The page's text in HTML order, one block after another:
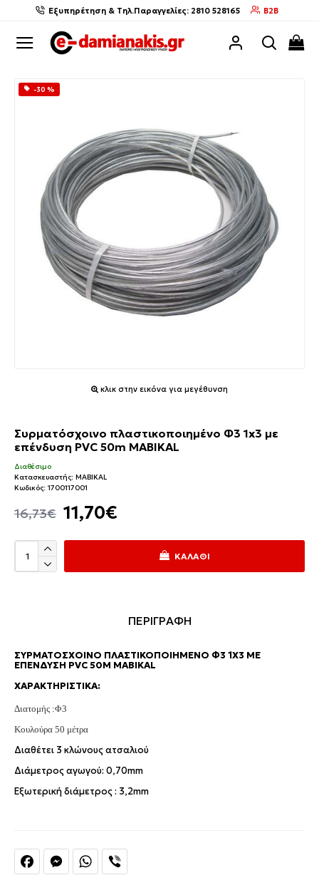
Εξυπηρέτηση & Τηλ.Παραγγελίες: 2810 528165 B2B
-30 %
κλικ στην εικόνα για μεγέθυνση
Συρματόσχοινο πλαστικοποιημένο Φ3 1x3 με
επένδυση PVC 50m MABIKAL
11,70€
16,73€
Διαθέσιμο
Κατασκευαστής: MABIKAL
Κωδικός: 1700117001
ΚΑΛΆΘΙ
FacebookMessengerWhatsApp
ΠΕΡΙΓΡΑΦΗ
ΣΥΡΜΑΤΌΣΧΟΙΝΟ ΠΛΑΣΤΙΚΟΠΟΙΗΜΈΝΟ Φ3 1X3 ΜΕ
ΕΠΈΝΔΥΣΗ PVC 50M MABIKAL
ΧΑΡΑΚΤΗΡΙΣΤΙΚΆ:
Διατομής :Φ3
Κουλούρα 50 μέτρα
Διαθέτει 3 κλώνους ατσαλιού
Διάμετρος αγωγού: 0,70mm
Εξωτερική διάμετρος : 3,2mm